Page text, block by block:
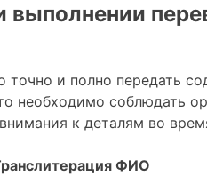
и полно передать
необходимо соблюдать
к деталям во
ФИО